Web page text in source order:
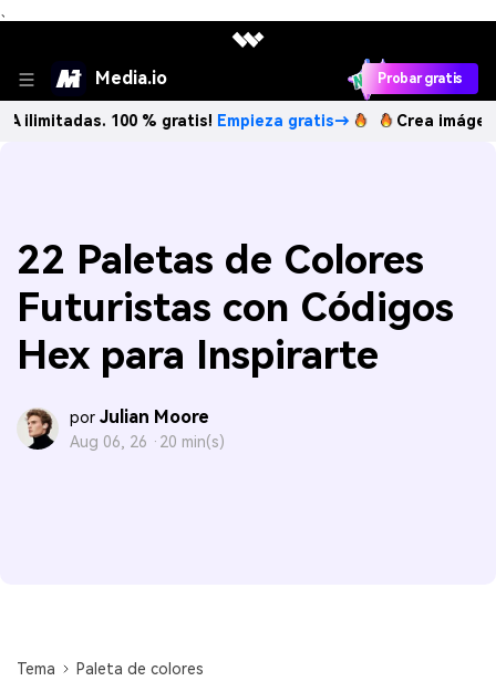
、
Media.io Probar gratis
100 % gratis! Empieza gratis→ Crea imágenes IA
22 Paletas de Colores
Futuristas con Códigos
Hex para Inspirarte
por Julian Moore
Aug 06, 26 · 20 min(s)
Tema
Paleta de colores